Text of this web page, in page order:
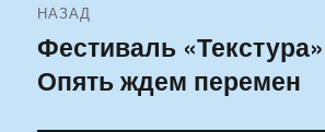
по
записям
НАЗАД
Предыдущая
запись:
Фестиваль
Опять ждем перемен